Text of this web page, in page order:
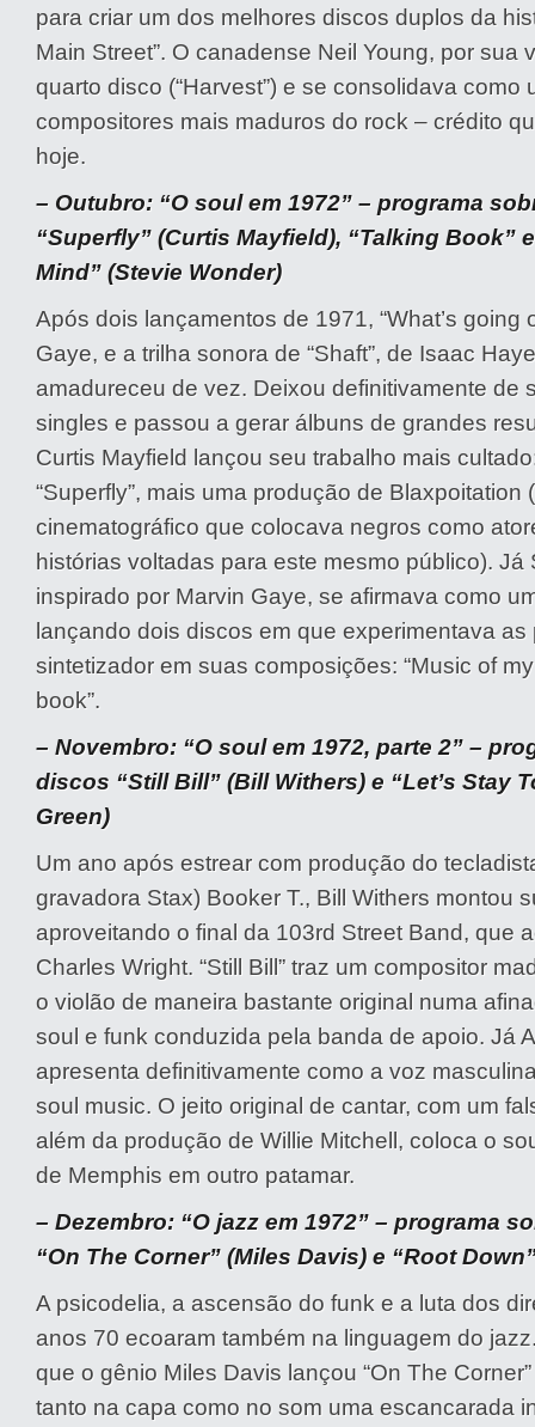
para criar um dos melhores discos duplos da
Main Street”. O canadense Neil Young, por sua
quarto disco (“Harvest”) e se consolidava como
compositores mais maduros do rock – crédito
hoje.
– Outubro: “O soul em 1972” – programa
“Superfly” (Curtis Mayfield), “Talking Book”
Mind” (Stevie Wonder)
Após dois lançamentos de 1971, “What’s going
Gaye, e a trilha sonora de “Shaft”, de Isaac
amadureceu de vez. Deixou definitivamente de
singles e passou a gerar álbuns de grandes
Curtis Mayfield lançou seu trabalho mais
“Superfly”, mais uma produção de Blaxpoitation
cinematográfico que colocava negros como
histórias voltadas para este mesmo público). Já
inspirado por Marvin Gaye, se afirmava como
lançando dois discos em que experimentava
sintetizador em suas composições: “Music of my
book”.
– Novembro: “O soul em 1972, parte 2” –
discos “Still Bill” (Bill Withers) e “Let’s Stay
Green)
Um ano após estrear com produção do
gravadora Stax) Booker T., Bill Withers montou
aproveitando o final da 103rd Street Band, que
Charles Wright. “Still Bill” traz um compositor
o violão de maneira bastante original numa
soul e funk conduzida pela banda de apoio. Já
apresenta definitivamente como a voz
soul music. O jeito original de cantar, com um
além da produção de Willie Mitchell, coloca o
de Memphis em outro patamar.
– Dezembro: “O jazz em 1972” – programa
“On The Corner” (Miles Davis) e “Root
A psicodelia, a ascensão do funk e a luta dos
anos 70 ecoaram também na linguagem do
que o gênio Miles Davis lançou “On The
tanto na capa como no som uma escancarada